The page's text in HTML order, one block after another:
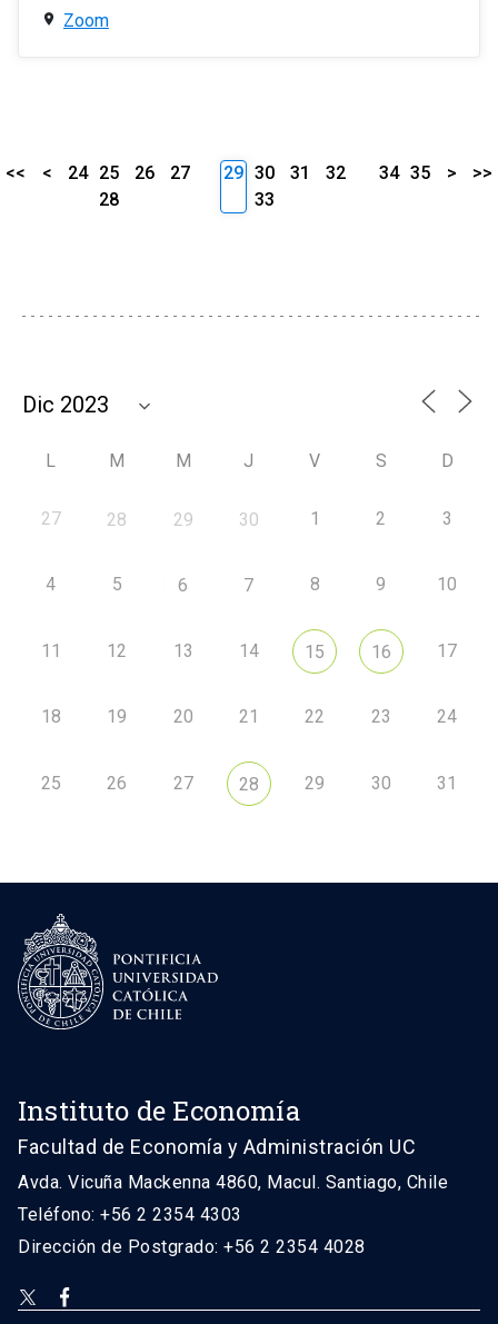
Zoom
<< < 24 25 26
27
28
29 30 31
32
33
34 35 > >>
L M M J V S D
27 28 29 30 1 2 3
4 5 6 7 8 9 10
11 12 13 14 15 16 17
18 19 20 21 22 23 24
25 26 27 28 29 30 31
Instituto de Economía
Facultad de Economía y Administración UC
Avda. Vicuña Mackenna 4860, Macul. Santiago, Chile
Teléfono: +56 2 2354 4303
Dirección de Postgrado: +56 2 2354 4028